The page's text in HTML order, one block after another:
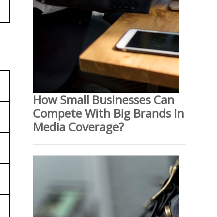
How Small Businesses Can
Compete With Big Brands In
Media Coverage?